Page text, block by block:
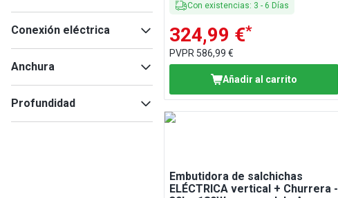
Conexión eléctrica
Anchura
Profundidad
Con existencias: 3 - 6 Días
324,99 €*
PVPR 586,99 €
Añadir al carrito
Embutidora de salchichas
ELÉCTRICA vertical + Churrera -